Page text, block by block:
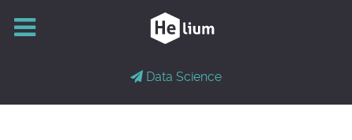
Data Science